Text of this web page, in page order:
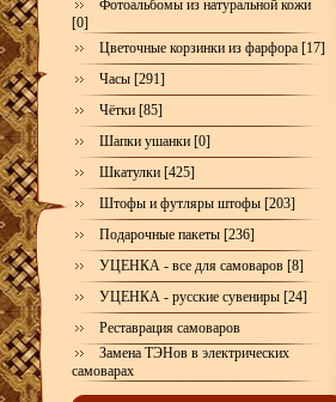
Фотоальбомы из натуральной кожи
[0]
Цветочные корзинки из фарфора [17]
Часы [291]
Чётки [85]
Шапки ушанки [0]
Шкатулки [425]
Штофы и футляры штофы [203]
Подарочные пакеты [236]
УЦЕНКА - все для самоваров [8]
УЦЕНКА - русские сувениры [24]
Реставрация самоваров
Замена ТЭНов в электрических
самоварах